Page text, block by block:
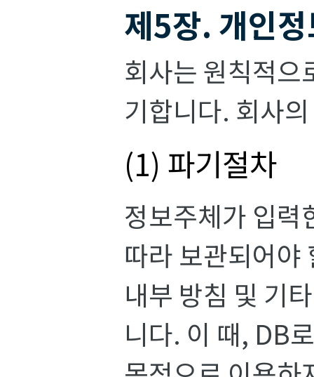
제5장. 개인
회사는 원칙적으
기합니다. 회사
(1) 파기절차
정보주체가 입력
따라 보관되어야
내부 방침 및 기
니다. 이 때, DB